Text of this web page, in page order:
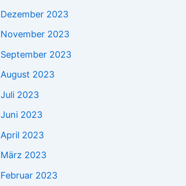
Dezember 2023
November 2023
September 2023
August 2023
Juli 2023
Juni 2023
April 2023
März 2023
Februar 2023